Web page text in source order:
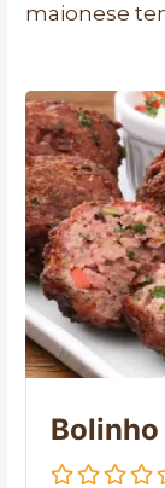
maionese